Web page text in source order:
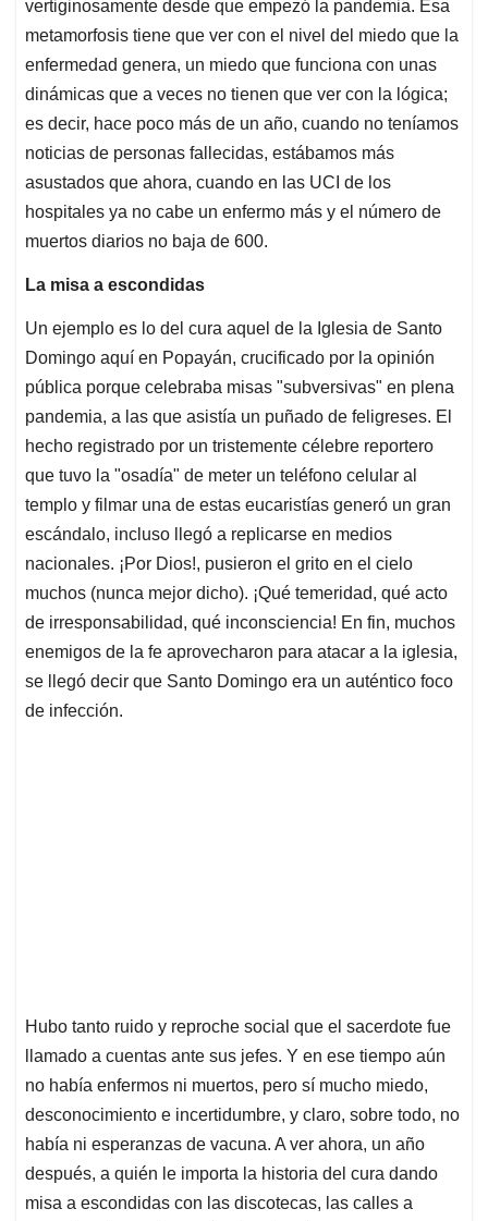
A
p
p
o
o
k
d
I
n
d
s
vertiginosamente desde que empezó la pandemia. Esa
metamorfosis tiene que ver con el nivel del miedo que la
enfermedad genera, un miedo que funciona con unas
dinámicas que a veces no tienen que ver con la lógica;
es decir, hace poco más de un año, cuando no teníamos
noticias de personas fallecidas, estábamos más
asustados que ahora, cuando en las UCI de los
hospitales ya no cabe un enfermo más y el número de
muertos diarios no baja de 600.
La misa a escondidas
Un ejemplo es lo del cura aquel de la Iglesia de Santo
Domingo aquí en Popayán, crucificado por la opinión
pública porque celebraba misas "subversivas" en plena
pandemia, a las que asistía un puñado de feligreses. El
hecho registrado por un tristemente célebre reportero
que tuvo la "osadía" de meter un teléfono celular al
templo y filmar una de estas eucaristías generó un gran
escándalo, incluso llegó a replicarse en medios
nacionales. ¡Por Dios!, pusieron el grito en el cielo
muchos (nunca mejor dicho). ¡Qué temeridad, qué acto
de irresponsabilidad, qué inconsciencia! En fin, muchos
enemigos de la fe aprovecharon para atacar a la iglesia,
se llegó decir que Santo Domingo era un auténtico foco
de infección.
Hubo tanto ruido y reproche social que el sacerdote fue
llamado a cuentas ante sus jefes. Y en ese tiempo aún
no había enfermos ni muertos, pero sí mucho miedo,
desconocimiento e incertidumbre, y claro, sobre todo, no
había ni esperanzas de vacuna. A ver ahora, un año
después, a quién le importa la historia del cura dando
misa a escondidas con las discotecas, las calles a